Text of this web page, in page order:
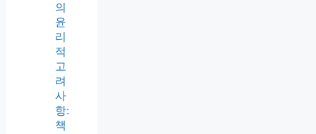
의
윤
리
적
고
려
사
항:
책